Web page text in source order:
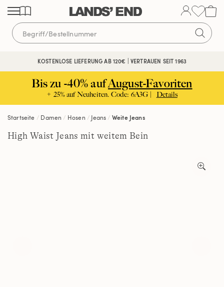
Direkt
zum
Inhalt
Direkt
zur
Navigation
Direkt
zur
Suche
KOSTENLOSE LIEFERUNG AB 120€ | VERTRAUEN SEIT 1963
Bis zu -40% aufAugust-Favoriten
+ 25% auf Neuheiten. Code: 6A3G | Details
Startseite Damen Hosen Jeans Weite Jeans
High Waist Jeans mit weitem Bein